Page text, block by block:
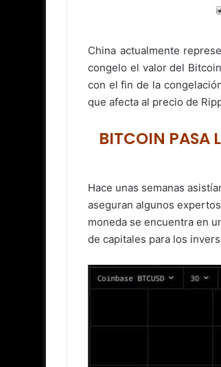
China actualmente
congelo el valor del
con el fin de la
que afecta al precio de
BITCOIN PASA
Hace unas semanas
aseguran algunos
moneda se encuentra en
de capitales para los